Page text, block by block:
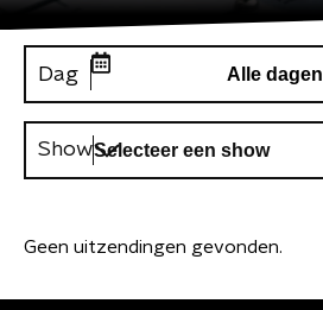
Dag Alle dagen
Show
Geen uitzendingen gevonden.